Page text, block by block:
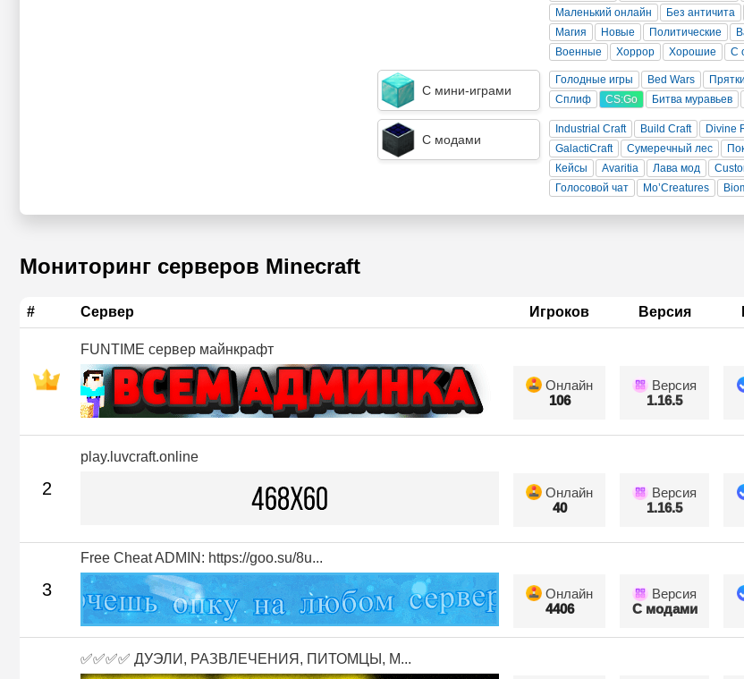
Маленький онлайн
Без античита
Магия
Новые Политические
Военные
Хоррор Хорошие С
С мини-играми
Голодные игры Bed Wars Прятки
Сплиф
CS:Go Битва муравьев
С модами
Industrial Craft Build Craft Divine
GalactiCraft
Сумеречный лес
Кейсы
Avaritia Лава мод
Голосовой чат
Mo’Creatures
Мониторинг серверов Minecraft
# Сервер Игроков Версия
FUNTIME сервер майнкрафт
Онлайн
106
Версия
1.16.5
2
play.luvcraft.online
Онлайн
40
Версия
1.16.5
3
Free Cheat ADMIN: https://goo.su/8u...
Онлайн
4406
Версия
С модами
✅✅✅✅ ДУЭЛИ, РАЗВЛЕЧЕНИЯ, ПИТОМЦЫ, М...